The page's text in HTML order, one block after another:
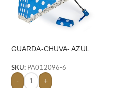
GUARDA-CHUVA- AZUL
SKU: PA012096-6
- +